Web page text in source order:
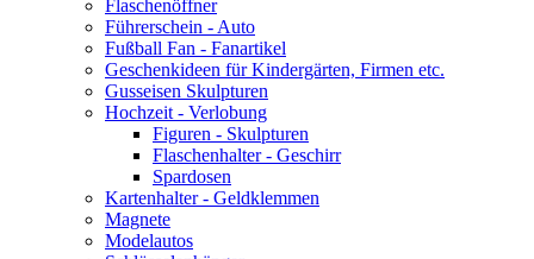
Flaschenöffner
Führerschein - Auto
Fußball Fan - Fanartikel
Geschenkideen für Kindergärten, Firmen etc.
Gusseisen Skulpturen
Hochzeit - Verlobung
Figuren - Skulpturen
Flaschenhalter - Geschirr
Spardosen
Kartenhalter - Geldklemmen
Magnete
Modelautos